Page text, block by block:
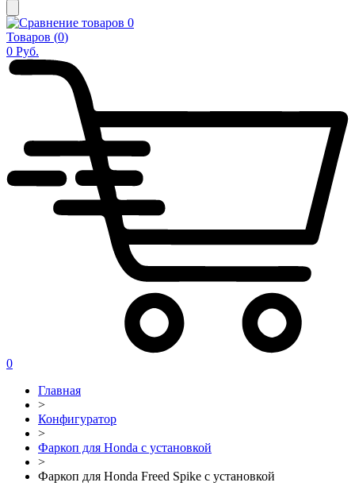
0
Товаров (0)
0 Руб.
0
Главная
>
Конфигуратор
>
Фаркоп для Honda с установкой
>
Фаркоп для Honda Freed Spike с установкой